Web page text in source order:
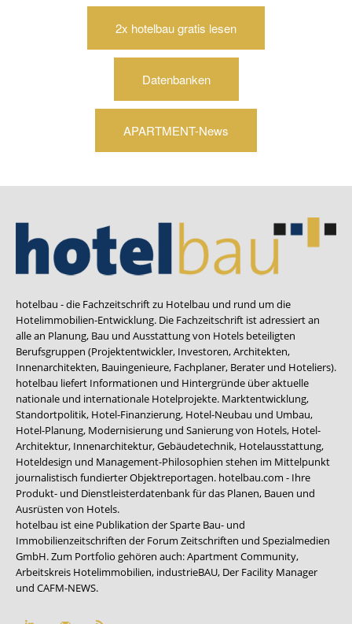
2x hotelbau gratis lesen
Datenbanken
APARTMENT-News
hotelbau - die Fachzeitschrift zu Hotelbau und rund um die
Hotelimmobilien-Entwicklung. Die Fachzeitschrift ist adressiert an
alle an Planung, Bau und Ausstattung von Hotels beteiligten
Berufsgruppen (Projektentwickler, Investoren, Architekten,
Innenarchitekten, Bauingenieure, Fachplaner, Berater und Hoteliers).
hotelbau liefert Informationen und Hintergründe über aktuelle
nationale und internationale Hotelprojekte. Marktentwicklung,
Standortpolitik, Hotel-Finanzierung, Hotel-Neubau und Umbau,
Hotel-Planung, Modernisierung und Sanierung von Hotels, Hotel-
Architektur, Innenarchitektur, Gebäudetechnik, Hotelausstattung,
Hoteldesign und Management-Philosophien stehen im Mittelpunkt
journalistisch fundierter Objektreportagen. hotelbau.com - Ihre
Produkt- und Dienstleisterdatenbank für das Planen, Bauen und
Ausrüsten von Hotels.
hotelbau ist eine Publikation der Sparte Bau- und
Immobilienzeitschriften der Forum Zeitschriften und Spezialmedien
GmbH. Zum Portfolio gehören auch:Apartment Community,
Arbeitskreis Hotelimmobilien, industrieBAU, Der Facility Manager
und CAFM-NEWS.